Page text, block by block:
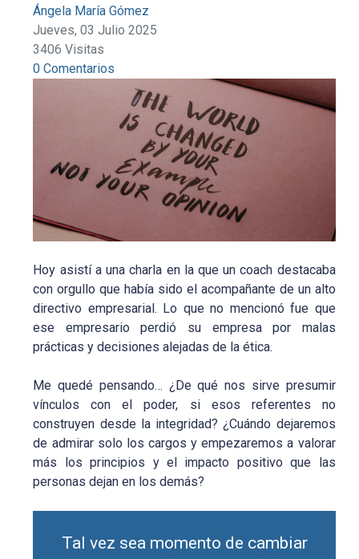
Ángela María Gómez
Jueves, 03 Julio 2025
3406 Visitas
0 Comentarios
Hoy asistí a una charla en la que un coach destacaba
con orgullo que había sido el acompañante de un alto
directivo empresarial. Lo que no mencionó fue que
ese empresario perdió su empresa por malas
prácticas y decisiones alejadas de la ética.
Me quedé pensando… ¿De qué nos sirve presumir
vínculos con el poder, si esos referentes no
construyen desde la integridad? ¿Cuándo dejaremos
de admirar solo los cargos y empezaremos a valorar
más los principios y el impacto positivo que las
personas dejan en los demás?
Tal vez sea momento de cambiar